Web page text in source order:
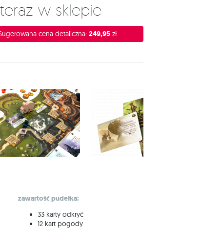
teraz w sklepie
cena detaliczna: 249,95 zł
zawartość pudełka:
33 karty odkryć
12 kart pogody